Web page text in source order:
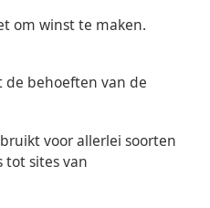
om winst te maken.
behoeften van de
voor allerlei soorten
tot sites van